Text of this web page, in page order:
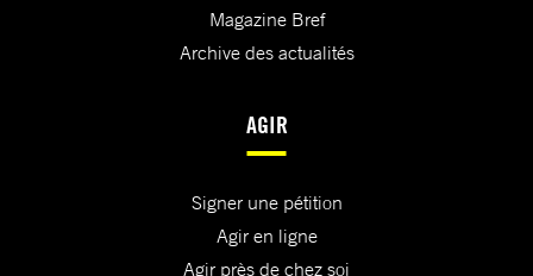
Magazine Bref
Archive des actualités
AGIR
Signer une pétition
Agir en ligne
Agir près de chez soi